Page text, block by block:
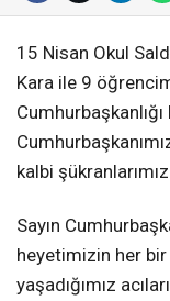
15 Nisan Okul
Kara ile 9
kalbi
Sayın
heyetimizin her
yaşadığımız